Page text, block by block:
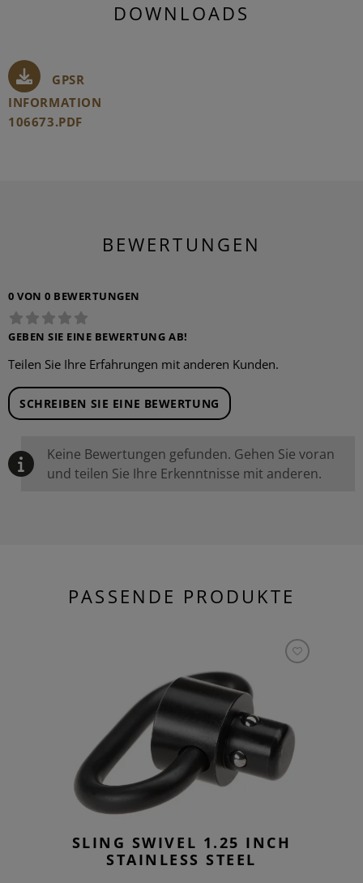
DOWNLOADS
GPSR
INFORMATION
106673.PDF
BEWERTUNGEN
0 VON 0 BEWERTUNGEN
GEBEN SIE EINE BEWERTUNG AB!
Teilen Sie Ihre Erfahrungen mit anderen Kunden.
SCHREIBEN SIE EINE BEWERTUNG
Keine Bewertungen gefunden. Gehen Sie voran
und teilen Sie Ihre Erkenntnisse mit anderen.
PASSENDE PRODUKTE
SLING SWIVEL 1.25 INCH
STAINLESS STEEL